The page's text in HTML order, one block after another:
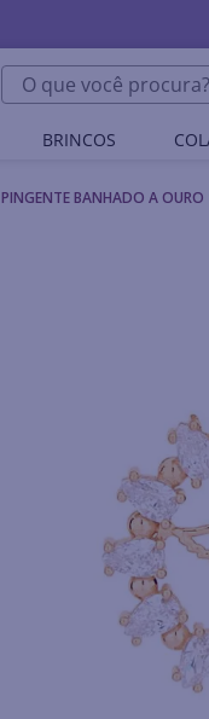
O que você procura?
BRINCOS
PINGENTE BANHADO A